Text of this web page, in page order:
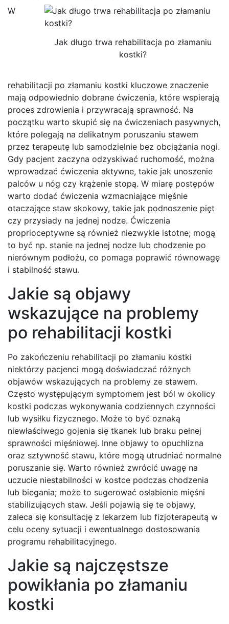
Jak długo trwa rehabilitacja po złamaniu
kostki?
W
rehabilitacji po złamaniu kostki kluczowe znaczenie
mają odpowiednio dobrane ćwiczenia, które wspierają
proces zdrowienia i przywracają sprawność. Na
początku warto skupić się na ćwiczeniach pasywnych,
które polegają na delikatnym poruszaniu stawem
przez terapeutę lub samodzielnie bez obciążania nogi.
Gdy pacjent zaczyna odzyskiwać ruchomość, można
wprowadzać ćwiczenia aktywne, takie jak unoszenie
palców u nóg czy krążenie stopą. W miarę postępów
warto dodać ćwiczenia wzmacniające mięśnie
otaczające staw skokowy, takie jak podnoszenie pięt
czy przysiady na jednej nodze. Ćwiczenia
proprioceptywne są również niezwykle istotne; mogą
to być np. stanie na jednej nodze lub chodzenie po
nierównym podłożu, co pomaga poprawić równowagę
i stabilność stawu.
Jakie są objawy
wskazujące na problemy
po rehabilitacji kostki
Po zakończeniu rehabilitacji po złamaniu kostki
niektórzy pacjenci mogą doświadczać różnych
objawów wskazujących na problemy ze stawem.
Często występującym symptomem jest ból w okolicy
kostki podczas wykonywania codziennych czynności
lub wysiłku fizycznego. Może to być oznaką
niewłaściwego gojenia się tkanek lub braku pełnej
sprawności mięśniowej. Inne objawy to opuchlizna
oraz sztywność stawu, które mogą utrudniać normalne
poruszanie się. Warto również zwrócić uwagę na
uczucie niestabilności w kostce podczas chodzenia
lub biegania; może to sugerować osłabienie mięśni
stabilizujących staw. Jeśli pojawią się te objawy,
zaleca się konsultację z lekarzem lub fizjoterapeutą w
celu oceny sytuacji i ewentualnego dostosowania
programu rehabilitacyjnego.
Jakie są najczęstsze
powikłania po złamaniu
kostki